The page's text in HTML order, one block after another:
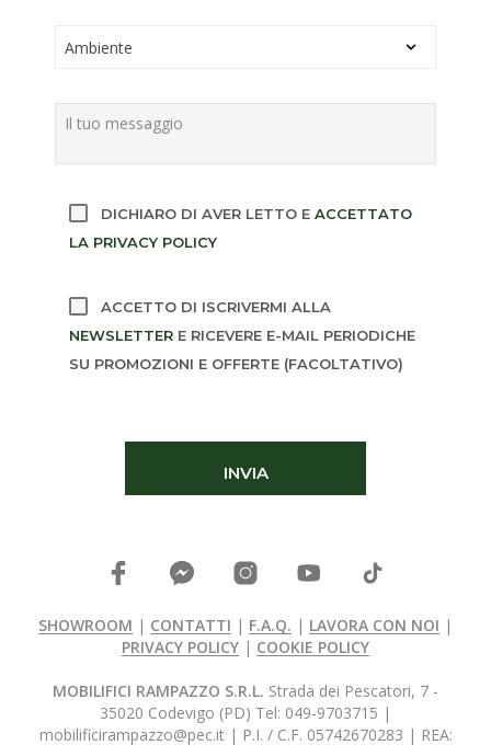
DICHIARO DI AVER LETTO EACCETTATO
LA PRIVACY POLICY
ACCETTO DI ISCRIVERMI ALLA
NEWSLETTER E RICEVERE E-MAIL PERIODICHE
SU PROMOZIONI E OFFERTE (FACOLTATIVO)
SHOWROOM | CONTATTI | F.A.Q. | LAVORA CON NOI |
PRIVACY POLICY | COOKIE POLICY
MOBILIFICI RAMPAZZO S.R.L. Strada dei Pescatori, 7 -
35020 Codevigo (PD) Tel: 049-9703715 |
mobilificirampazzo@pec.it | P.I. / C.F. 05742670283 | REA: